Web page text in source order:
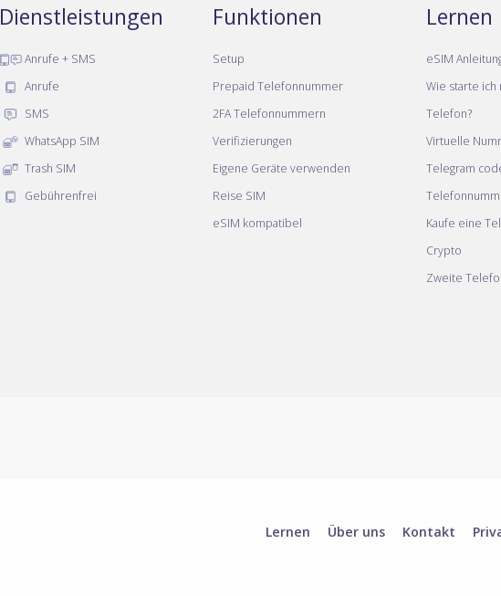
Dienstleistungen
Anrufe + SMS
Anrufe
SMS
WhatsApp SIM
Trash SIM
Gebührenfrei
Funktionen
Setup
Prepaid Telefonnummer
2FA Telefonnummern
Verifizierungen
Eigene Geräte verwenden
Reise SIM
eSIM kompatibel
Lernen
eSIM
Wie starte
Telefon?
Virtuelle
Telegram
Kaufe eine
Crypto
Zweite
Lernen Über uns Kontakt